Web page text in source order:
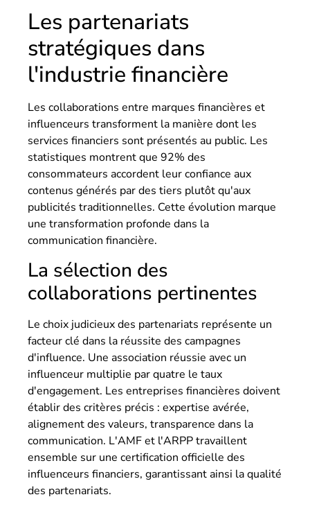
Les partenariats
stratégiques dans
l'industrie financière
Les collaborations entre marques financières et
influenceurs transforment la manière dont les
services financiers sont présentés au public. Les
statistiques montrent que 92% des
consommateurs accordent leur confiance aux
contenus générés par des tiers plutôt qu'aux
publicités traditionnelles. Cette évolution marque
une transformation profonde dans la
communication financière.
La sélection des
collaborations pertinentes
Le choix judicieux des partenariats représente un
facteur clé dans la réussite des campagnes
d'influence. Une association réussie avec un
influenceur multiplie par quatre le taux
d'engagement. Les entreprises financières doivent
établir des critères précis : expertise avérée,
alignement des valeurs, transparence dans la
communication. L'AMF et l'ARPP travaillent
ensemble sur une certification officielle des
influenceurs financiers, garantissant ainsi la qualité
des partenariats.